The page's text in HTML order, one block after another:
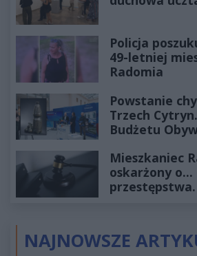
Policja
49-letniej
Radomia
Powstanie
Trzech
Budżetu
Mieszkaniec
oskarżony o...
NAJNOWSZE